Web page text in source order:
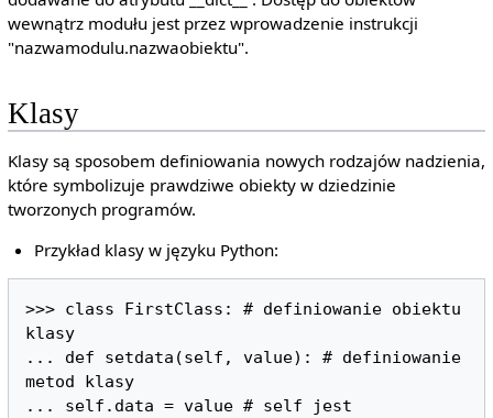
wewnątrz modułu jest przez wprowadzenie instrukcji
"nazwamodulu.nazwaobiektu".
Klasy
Klasy są sposobem definiowania nowych rodzajów nadzienia,
które symbolizuje prawdziwe obiekty w dziedzinie
tworzonych programów.
Przykład klasy w języku Python:
>>> class FirstClass: # definiowanie obiektu
klasy
... def setdata(self, value): # definiowanie
metod klasy
... self.data = value # self jest